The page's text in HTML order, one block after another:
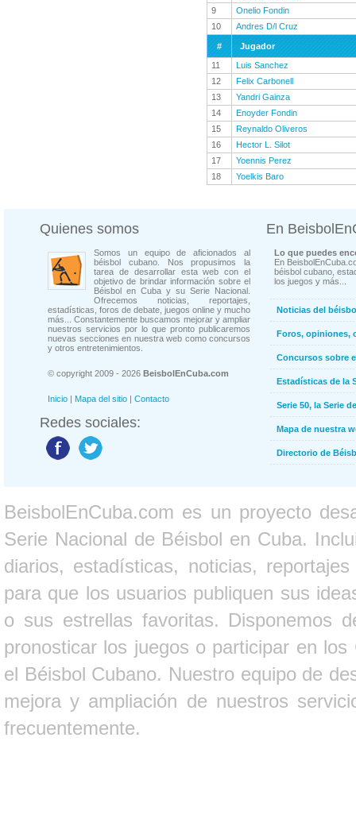
9
Onelio Fondin
10
Andres D/l Cruz
#
Jugador
11
Luis Sanchez
12
Felix Carbonell
13
Yandri Gainza
14
Enoyder Fondin
15
Reynaldo Oliveros
16
Hector L. Silot
17
Yoennis Perez
18
Yoelkis Baro
Quienes somos
Somos un equipo de aficionados al
béisbol cubano. Nos propusimos la
tarea de desarrollar esta web con el
objetivo de brindar información sobre el
Béisbol en Cuba y su Serie Nacional.
Ofrecemos noticias, reportajes,
estadísticas, foros de debate, juegos online y mucho
más... Constantemente buscamos mejorar y ampliar
nuestros servicios por lo que pronto publicaremos
nuevas secciones en nuestra web como concursos
y otros entretenimientos.
© copyright 2009 - 2026 BeisbolEnCuba.com
Inicio | Mapa del sitio | Contacto
Redes sociales:
En
Lo que puedes
En
béisbol cubano,
los juegos y más...
Noticias del
Foros, opiniones,
Concursos sobre
Estadísticas de la
Serie 50, la Serie
Mapa de nuestra
Directorio de
BeisbolEnCuba.com es un proyecto
Serie Nacional de Béisbol en Cuba.
diarios, estadísticas, noticias,
para que los usuarios publiquen sus
o sus estrellas favoritas. Disponemos
pronosticar los juegos o participar en
el Béisbol Cubano. Nuestro equipo de
mejora y ampliación de nuestros
frecuentemente.